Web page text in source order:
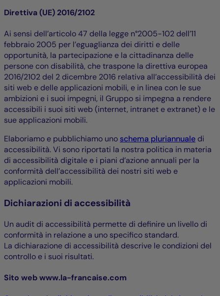
Direttiva (UE) 2016/2102
Ai sensi dell’articolo 47 della legge n°2005-102 dell’11
febbraio 2005 per l’eguaglianza dei diritti e delle
opportunità, la partecipazione e la cittadinanza delle
persone con disabilità, che traspone la direttiva europea
2016/2102 del 2 dicembre 2016 relativa all’accessibilità dei
siti web e delle applicazioni mobili, e in linea con le sue
ambizioni e i suoi impegni, il Gruppo si impegna a rendere
accessibili i suoi siti web (internet, intranet e extranet) e le
sue applicazioni mobili.
Elaboriamo e pubblichiamo uno schema pluriannuale di
accessibilità. Vi sono riportati la nostra politica in materia
di accessibilità digitale e i piani d’azione annuali per la
conformità dell’accessibilità dei nostri siti web e
applicazioni mobili.
Dichiarazioni di accessibilità
Un audit di accessibilità permette di definire un livello di
conformità in relazione a uno specifico standard.
La dichiarazione di accessibilità descrive le condizioni del
controllo e i suoi risultati.
Sito web www.la-francaise.com